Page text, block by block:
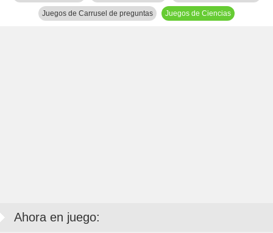
Juegos de Carrusel de preguntas Juegos de Ciencias
Ahora en juego: